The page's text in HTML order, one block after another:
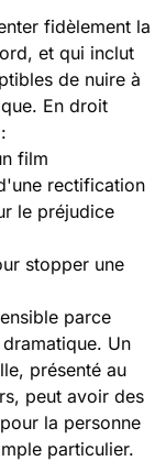
fidèlement la
et qui inclut
de nuire à
En droit
film
rectification
le préjudice
stopper une
parce
Un
présenté au
peut avoir des
la personne
particulier.